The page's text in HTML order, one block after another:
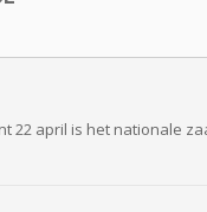
22 april is het nationale